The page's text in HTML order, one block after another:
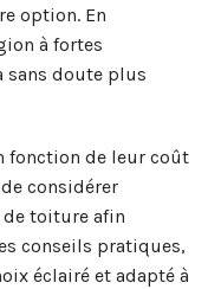
option. En
à fortes
sans doute plus
fonction de leur coût
considérer
de toiture afin
conseils pratiques,
éclairé et adapté à